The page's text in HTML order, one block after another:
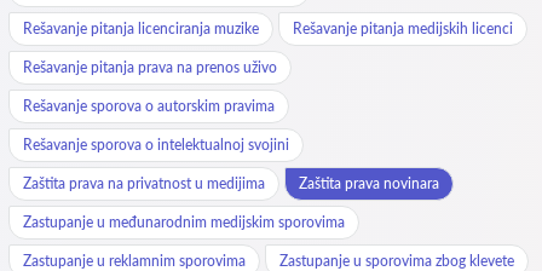
Rešavanje pitanja licenciranja muzike Rešavanje pitanja medijskih licenci
Rešavanje pitanja prava na prenos uživo
Rešavanje sporova o autorskim pravima
Rešavanje sporova o intelektualnoj svojini
Zaštita prava na privatnost u medijima Zaštita prava novinara
Zastupanje u međunarodnim medijskim sporovima
Zastupanje u reklamnim sporovima Zastupanje u sporovima zbog klevete